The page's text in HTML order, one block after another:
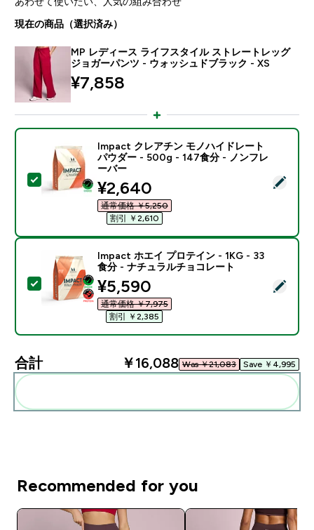
現在の商品（選択済み）
MP レディース ライフスタイル ストレートレッグ
ジョガーパンツ - ウォッシュドブラック - XS
¥7,858‎
この商品を選択 - Impact クレアチン モノハイドレ
Impact クレアチン モノハイドレート
パウダー - 500g - 147食分 - ノンフレ
ーバー
discounted price
¥2,640‎
通常価格 ￥5,250‎
割引 ￥2,610‎
この商品を選択 - Impact ホエイ プロテイン - 1KG -
Impact ホエイ プロテイン - 1KG - 33
食分 - ナチュラルチョコレート
discounted price
¥5,590‎
通常価格 ￥7,975‎
割引 ￥2,385‎
合計 ￥16,088‎ Was ￥21,083‎ Save ￥4,995‎
Recommended for you